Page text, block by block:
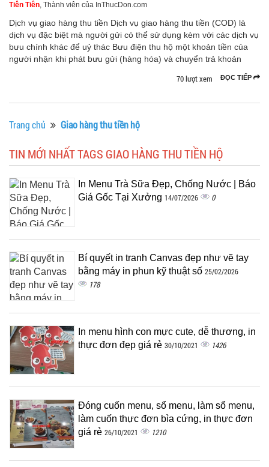
Tiên Tiên, Thành viên của InThucDon.com
Dịch vụ giao hàng thu tiền Dịch vụ giao hàng thu tiền (COD) là
dịch vụ đặc biệt mà người gửi có thể sử dụng kèm với các dịch vụ
bưu chính khác để uỷ thác Bưu điện thu hộ một khoản tiền của
người nhận khi phát bưu gửi (hàng hóa) và chuyển trả khoản
ĐỌC TIẾP
70 lượt xem
Trang chủ Giao hàng thu tiền hộ
TIN MỚI NHẤT TAGS GIAO HÀNG THU TIỀN HỘ
In Menu Trà Sữa Đẹp, Chống Nước | Báo
Giá Gốc Tại Xưởng 14/07/2026 0
Bí quyết in tranh Canvas đẹp như vẽ tay
bằng máy in phun kỹ thuật số 25/02/2026
178
In menu hình con mực cute, dễ thương, in
thực đơn đẹp giá rẻ 30/10/2021 1426
Đóng cuốn menu, sổ menu, làm sổ menu,
làm cuốn thực đơn bìa cứng, in thực đơn
giá rẻ 26/10/2021 1210